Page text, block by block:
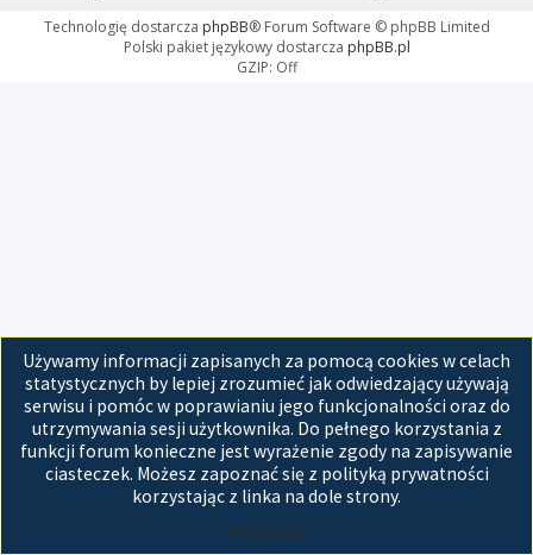
Używamy informacji zapisanych za pomocą cookies w celach
statystycznych by lepiej zrozumieć jak odwiedzający używają
serwisu i pomóc w poprawianiu jego funkcjonalności oraz do
utrzymywania sesji użytkownika. Do pełnego korzystania z
funkcji forum konieczne jest wyrażenie zgody na zapisywanie
ciasteczek. Możesz zapoznać się z polityką prywatności
korzystając z linka na dole strony.
Akceptuję
Technologię dostarcza phpBB® Forum Software © phpBB Limited
Polski pakiet językowy dostarcza phpBB.pl
GZIP: Off